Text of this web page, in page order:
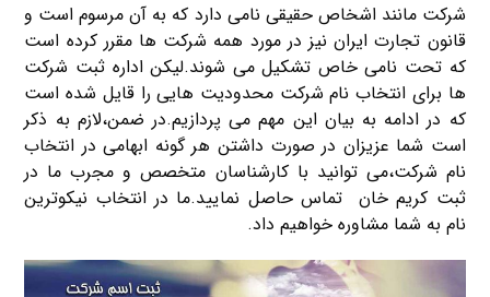
شرکت مانند اشخاص حقیقی نامی دارد که به آن مرسوم است و
قانون تجارت ایران نیز در مورد همه شرکت ها مقرر کرده است
که تحت نامی خاص تشکیل می شوند.لیکن اداره ثبت شرکت
ها برای انتخاب نام شرکت محدودیت هایی را قایل شده است
که در ادامه به بیان این مهم می پردازیم.در ضمن،لازم به ذکر
است شما عزیزان در صورت داشتن هر گونه ابهامی در انتخاب
نام شرکت،می توانید با کارشناسان متخصص و مجرب ما در
ثبت کریم خان تماس حاصل نمایید.ما در انتخاب نیکوترین
نام به شما مشاوره خواهیم داد.